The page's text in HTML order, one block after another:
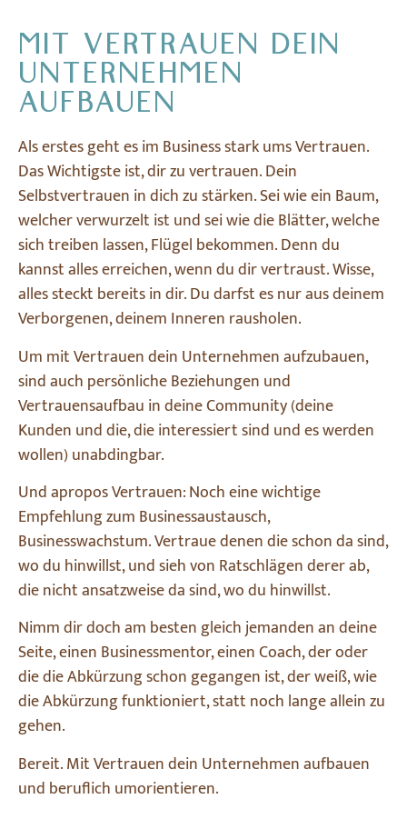
MIT VERTRAUEN DEIN
UNTERNEHMEN
AUFBAUEN
Als erstes geht es im Business stark ums Vertrauen.
Das Wichtigste ist, dir zu vertrauen. Dein
Selbstvertrauen in dich zu stärken. Sei wie ein Baum,
welcher verwurzelt ist und sei wie die Blätter, welche
sich treiben lassen, Flügel bekommen. Denn du
kannst alles erreichen, wenn du dir vertraust. Wisse,
alles steckt bereits in dir. Du darfst es nur aus deinem
Verborgenen, deinem Inneren rausholen.
Um mit Vertrauen dein Unternehmen aufzubauen,
sind auch persönliche Beziehungen und
Vertrauensaufbau in deine Community (deine
Kunden und die, die interessiert sind und es werden
wollen) unabdingbar.
Und apropos Vertrauen: Noch eine wichtige
Empfehlung zum Businessaustausch,
Businesswachstum. Vertraue denen die schon da sind,
wo du hinwillst, und sieh von Ratschlägen derer ab,
die nicht ansatzweise da sind, wo du hinwillst.
Nimm dir doch am besten gleich jemanden an deine
Seite, einen Businessmentor, einen Coach, der oder
die die Abkürzung schon gegangen ist, der weiß, wie
die Abkürzung funktioniert, statt noch lange allein zu
gehen.
Bereit. Mit Vertrauen dein Unternehmen aufbauen
und beruflich umorientieren.